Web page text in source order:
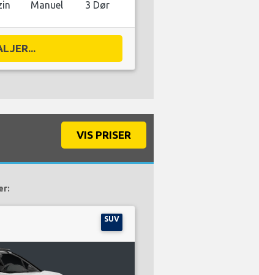
Manuel 3 Dør
VIS PRISER
SUV